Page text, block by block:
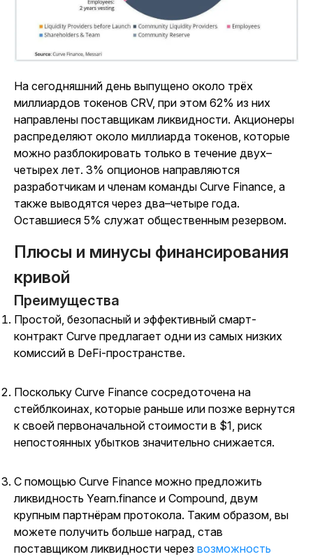
На сегодняшний день выпущено около трёх
миллиардов токенов CRV, при этом 62% из них
направлены поставщикам ликвидности. Акционеры
распределяют около миллиарда токенов, которые
можно разблокировать только в течение двух–
четырех лет. 3% опционов направляются
разработчикам и членам команды Curve Finance, а
также выводятся через два–четыре года.
Оставшиеся 5% служат общественным резервом.
Плюсы и минусы финансирования
кривой
Преимущества
Простой, безопасный и эффективный смарт-
контракт Curve предлагает одни из самых низких
комиссий в DeFi-пространстве.
Поскольку Curve Finance сосредоточена на
стейблкоинах, которые раньше или позже вернутся
к своей первоначальной стоимости в $1, риск
непостоянных убытков значительно снижается.
С помощью Curve Finance можно предложить
ликвидность Yearn.finance и Compound, двум
крупным партнёрам протокола. Таким образом, вы
можете получить больше наград, став
поставщиком ликвидности через возможность